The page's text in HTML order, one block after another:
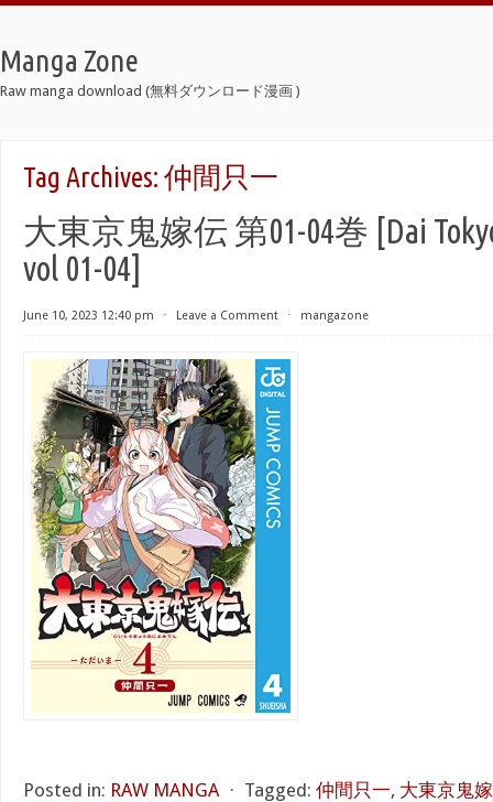
Manga Zone
Raw manga download (無料ダウンロード漫画 )
Tag Archives: 仲間只一
大東京鬼嫁伝 第01-04巻 [Dai
vol 01-04]
June 10, 2023 12:40 pm ⋅ Leave a Comment ⋅ mangazone
Posted in: RAW MANGA ⋅ Tagged: 仲間只一, 大東京鬼